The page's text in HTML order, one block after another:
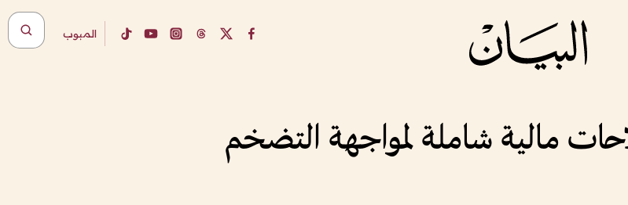
المبوب
مالية شاملة لمواجهة التضخم